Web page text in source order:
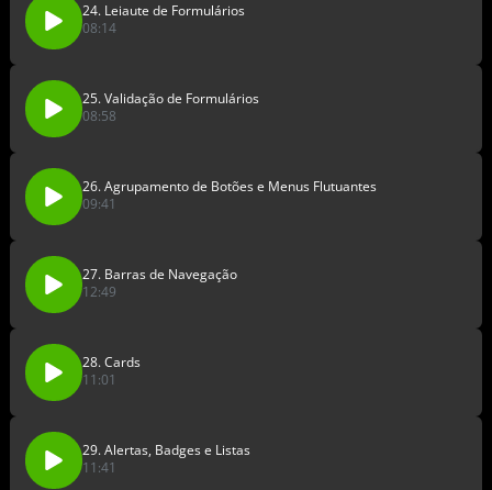
24. Leiaute de Formulários
08:14
25. Validação de Formulários
08:58
26. Agrupamento de Botões e Menus Flutuantes
09:41
27. Barras de Navegação
12:49
28. Cards
11:01
29. Alertas, Badges e Listas
11:41